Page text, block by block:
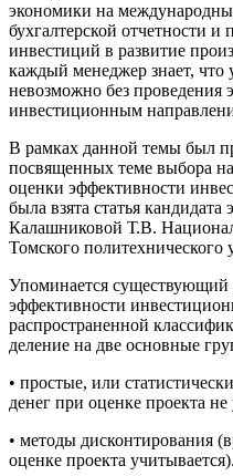
экономики на
бухгалтерской отчетности
инвестиций в развитие
каждый менеджер знает, что
невозможно без проведения
инвестиционным
В рамках данной темы был
посвященных теме выбора
оценки эффективности
была взята статья
Калашниковой Т.В.
Томского политехнического
Упоминается существующий
эффективности
распространенной
деление на две основные
• простые, или
денег при оценке проекта не
• методы дисконтирования
оценке проекта учитывается).